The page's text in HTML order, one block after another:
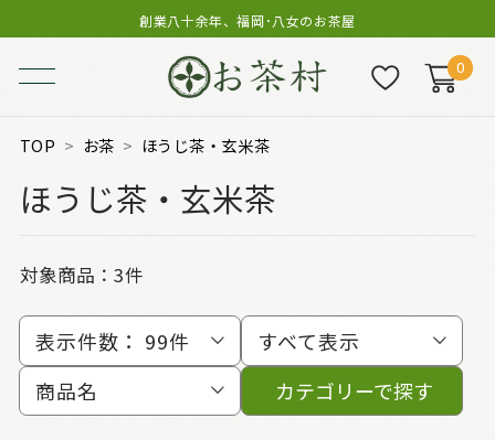
創業八十余年、福岡･八女のお茶屋
0
TOP お茶 ほうじ茶・玄米茶
ほうじ茶・玄米茶
対象商品： 3件
表示件数： 99件
すべて表示
商品名
カテゴリーで探す